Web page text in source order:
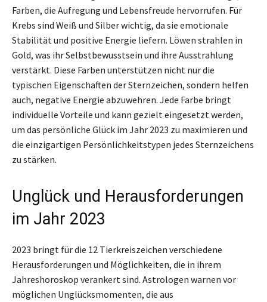
Farben, die Aufregung und Lebensfreude hervorrufen. Für
Krebs sind Weiß und Silber wichtig, da sie emotionale
Stabilität und positive Energie liefern. Löwen strahlen in
Gold, was ihr Selbstbewusstsein und ihre Ausstrahlung
verstärkt. Diese Farben unterstützen nicht nur die
typischen Eigenschaften der Sternzeichen, sondern helfen
auch, negative Energie abzuwehren. Jede Farbe bringt
individuelle Vorteile und kann gezielt eingesetzt werden,
um das persönliche Glück im Jahr 2023 zu maximieren und
die einzigartigen Persönlichkeitstypen jedes Sternzeichens
zu stärken.
Unglück und Herausforderungen
im Jahr 2023
2023 bringt für die 12 Tierkreiszeichen verschiedene
Herausforderungen und Möglichkeiten, die in ihrem
Jahreshoroskop verankert sind. Astrologen warnen vor
möglichen Unglücksmomenten, die aus